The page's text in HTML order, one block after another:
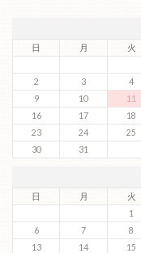
日
月 火
2
3 4
9
10 11
16
17 18
23
24 25
30
31
日
月 火
1
6
7 8
13
14 15